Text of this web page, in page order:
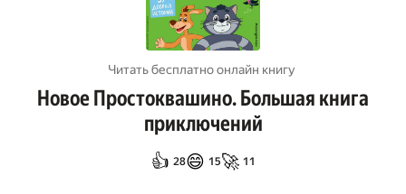
Читать бесплатно онлайн книгу
Новое Простоквашино. Большая книга
приключений
👍 28😄 15🚀 11